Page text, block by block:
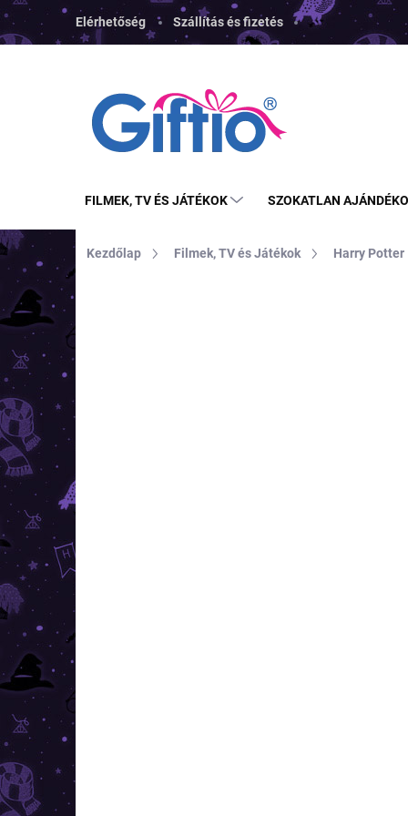
Ugrás
fő
Elérhetőség Szállítás és fizetés
FILMEK, TV ÉS JÁTÉKOK SZOKATLAN
Kezdőlap Filmek, TV és Játékok Harry Potter